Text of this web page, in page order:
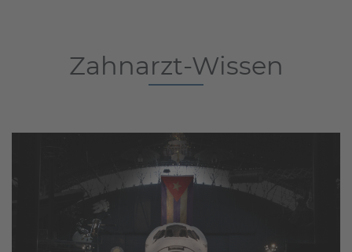
Zahnarzt-Wissen